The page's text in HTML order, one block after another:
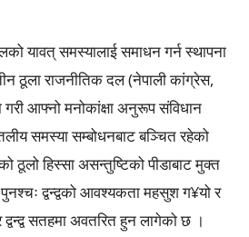
यावत् समस्यालाई समाधन गर्न स्थापना
ठूला राजनीतिक दल (नेपाली कांग्रेस,
आफ्नो मनोकांक्षा अनुरूप संविधान
समस्या सम्बोधनबाट बञ्चित रहेको
ठूलो हिस्सा असन्तुष्टिको पीडाबाट मुक्त
द्वन्द्वको आवश्यकता महसुश ग¥यो र
सतहमा अवतरित हुन लागेको छ ।